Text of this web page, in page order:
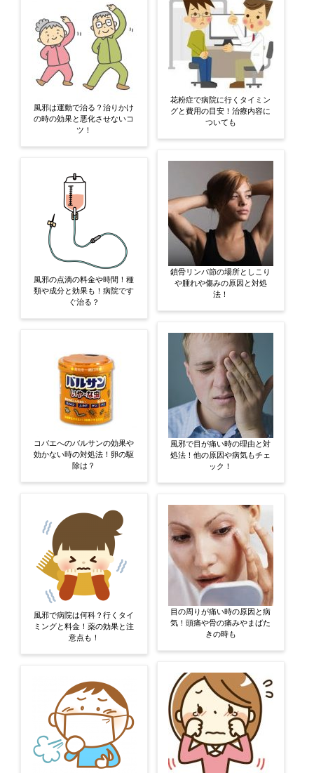
風邪は運動で治る？治りかけ
の時の効果と悪化させないコ
ツ！
風邪の点滴の料金や時間！種
類や成分と効果も！病院です
ぐ治る？
コバエへのバルサンの効果や
効かない時の対処法！卵の駆
除は？
風邪で病院は何科？行くタイ
ミングと料金！薬の効果と注
意点も！
花粉症で病院に行くタイミン
グと費用の目安！治療内容に
ついても
鎖骨リンパ節の場所としこり
や腫れや傷みの原因と対処
法！
風邪で目が痛い時の理由と対
処法！他の原因や病気もチェ
ック！
目の周りが痛い時の原因と病
気！頭痛や骨の痛みやまばた
きの時も